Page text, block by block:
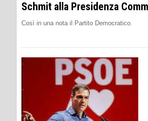
Schmit alla Presidenza
Così in una nota il Partito Democratico.